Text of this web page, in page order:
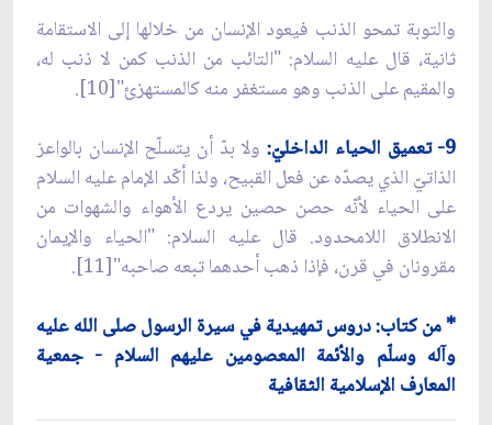
والتوبة تمحو الذنب فيعود الإنسان من خلالها إلى الاستقامة
ثانية، قال عليه السلام: "التائب من الذنب كمن لا ذنب له،
والمقيم على الذنب وهو مستغفر منه كالمستهزئ"[10].
9- تعميق الحياء الداخليّ:
ولا بدّ أن يتسلّح الإنسان بالواعز
الذاتيّ الذي يصدّه عن فعل القبيح، ولذا أكّد الإمام عليه السلام
على الحياء لأنّه حصن حصين يردع الأهواء والشهوات من
الانطلاق اللامحدود. قال عليه السلام: "الحياء والإيمان
مقرونان في قرن، فإذا ذهب أحدهما تبعه صاحبه"[11].
* من كتاب: دروس تمهيدية في سيرة الرسول صلى الله عليه
وآله وسلّم والأئمة المعصومين عليهم السلام - جمعية
المعارف الإسلامية الثقافية